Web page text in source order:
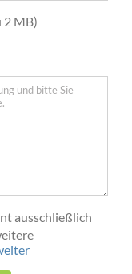
2 MB)
ausschließlich